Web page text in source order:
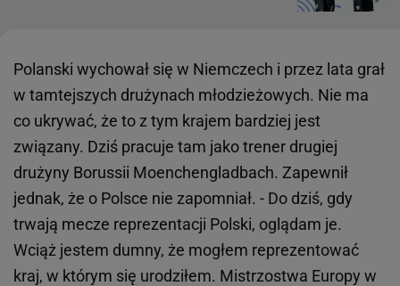
Polanski wychował się w Niemczech i przez lata grał
w tamtejszych drużynach młodzieżowych. Nie ma
co ukrywać, że to z tym krajem bardziej jest
związany. Dziś pracuje tam jako trener drugiej
drużyny Borussii Moenchengladbach. Zapewnił
jednak, że o Polsce nie zapomniał. - Do dziś, gdy
trwają mecze reprezentacji Polski, oglądam je.
Wciąż jestem dumny, że mogłem reprezentować
kraj, w którym się urodziłem. Mistrzostwa Europy w